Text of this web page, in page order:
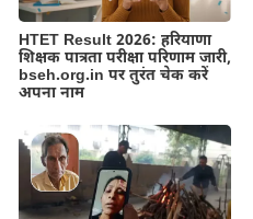
HTET Result 2026: हरियाणा
शिक्षक पात्रता परीक्षा परिणाम जारी,
bseh.org.in पर तुरंत चेक करें
अपना नाम